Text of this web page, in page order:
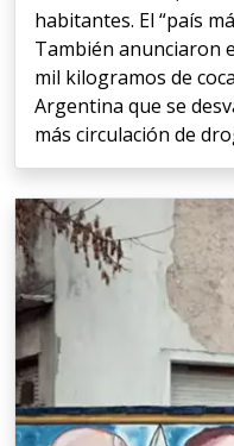
habitantes. El “país
También anunciaron
mil kilogramos de
Argentina que se
más circulación de